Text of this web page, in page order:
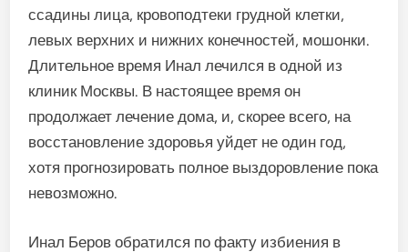
ссадины лица, кровоподтеки грудной клетки,
левых верхних и нижних конечностей, мошонки.
Длительное время Инал лечился в одной из
клиник Москвы. В настоящее время он
продолжает лечение дома, и, скорее всего, на
восстановление здоровья уйдет не один год,
хотя прогнозировать полное выздоровление пока
невозможно.
Инал Беров обратился по факту избиения в